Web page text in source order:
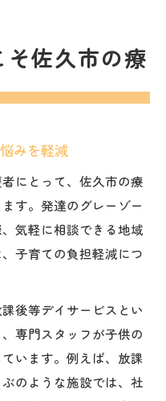
佐久市の療
みを軽減
にとって、佐久市の療
す。発達のグレーゾー
気軽に相談できる地域
子育ての負担軽減につ
後等デイサービスとい
専門スタッフが子供の
います。例えば、放課
のような施設では、社